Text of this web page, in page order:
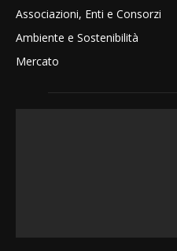
Associazioni, Enti e Consorzi
Ambiente e Sostenibilità
Mercato